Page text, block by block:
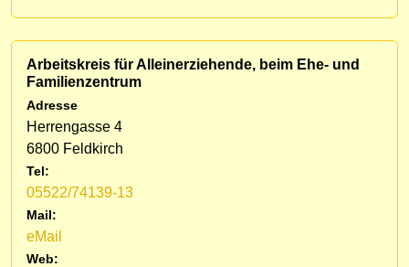
Arbeitskreis für Alleinerziehende, beim Ehe- und
Familienzentrum
Adresse
Herrengasse 4
6800 Feldkirch
Tel:
05522/74139-13
Mail:
eMail
Web: